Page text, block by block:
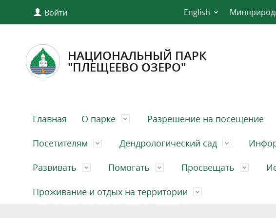
Войти English
НАЦИОНАЛЬНЫЙ ПАРК
"ПЛЕЩЕЕВО ОЗЕРО"
Главная О парке Разрешение на посещение
Посетителям Дендрологический сад
Развивать Помогать Просвещать
Проживание и отдых на территории